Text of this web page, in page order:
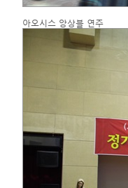
아오시스 앙상블 연주